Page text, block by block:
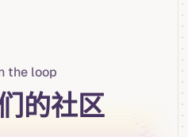
the loop
的社区